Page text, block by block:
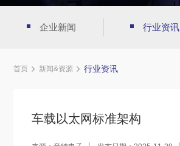
企业新闻 行业资讯
首页 新闻&资源 行业资讯
车载以太网标准架构